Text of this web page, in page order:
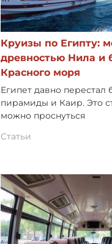
Круизы по Египту:
древностью Нила и
Красного моря
Египет давно перестал
пирамиды и Каир. Это
можно проснуться
Статьи